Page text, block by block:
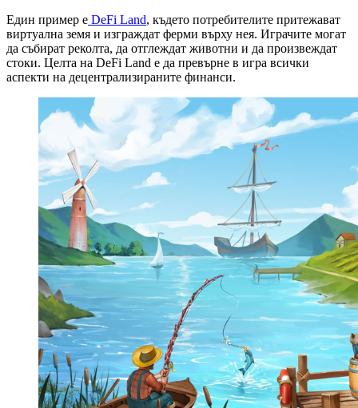
Един пример е DeFi Land, където потребителите притежават
виртуална земя и изграждат ферми върху нея. Играчите могат
да събират реколта, да отглеждат животни и да произвеждат
стоки. Целта на DeFi Land е да превърне в игра всички
аспекти на децентрализираните финанси.